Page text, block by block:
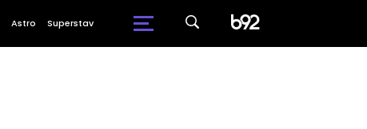
Astro Superstav